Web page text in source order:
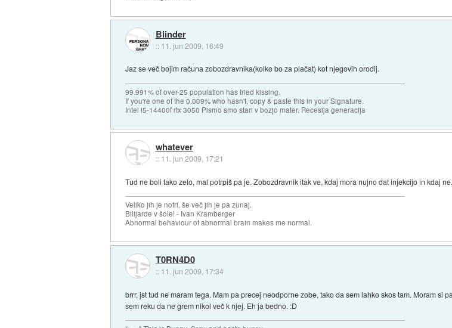
Blinder
:: 11. jun 2009, 16:49
Jaz se več bojim računa zobozdravnika(kolko bo za plačat) kot njegovih orodij.
99.991% of over-25 population has tried kissing.
If you're one of the 0.009% who hasn't, copy & paste this in your Signature.
Intel i5-14400f rtx 3050 Pismo smo stari v bozjo mater. Recesija generacija
whatever
:: 11. jun 2009, 17:21
Tud ne boli tako zelo, mal potrpiš pa je. Zobozdravnik itak ve, kdaj mora nujno dat injekcijo in kdaj ne.
Veliko jih je notri, še več jih je pa zunaj.
Bilijarde v šole! - Ivan Kramberger
Abnormal behaviour of abnormal brain makes me normal.
T0RN4D0
:: 11. jun 2009, 17:34
brrr, jst tud ne maram tega. Mam pa precej neodporne zobe, tako da sem lahko skos tam. Moram si
sem reku da ne grem nikol več k njej. Eh ja bedno. :D